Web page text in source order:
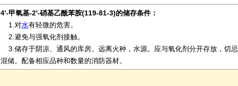
4'-甲氧基-2'-硝基乙酰苯胺(119-81-3)的储存条件：
1.对水有轻微的危害。
2.避免与强氧化剂接触。
3.储存于阴凉、通风的库房。远离火种，水源。应与氧化剂分开存放，切忌
混储。配备相应品种和数量的消防器材。